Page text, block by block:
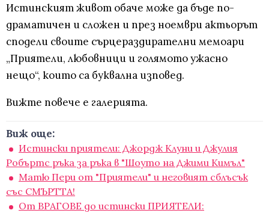
Истинският живот обаче може да бъде по-
драматичен и сложен и през ноември актьорът
сподели своите сърцераздирателни мемоари
„Приятели, любовници и голямото ужасно
нещо“, които са буквална изповед.
Вижте повече е галерията.
Виж още:
Истински приятели: Джордж Клуни и Джулия
Робъртс ръка за ръка в "Шоуто на Джими Кимъл"
Матю Пери от "Приятели" и неговият сблъсък
със СМЪРТТА!
От ВРАГОВЕ до истински ПРИЯТЕЛИ: